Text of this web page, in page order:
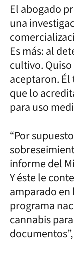
El abogado
una
Es más: al
cultivo.
aceptaron.
que lo
para uso
“Por
informe del
Y éste le
amparado en
programa
cannabis